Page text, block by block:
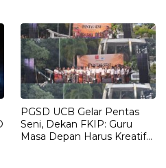
PGSD UCB Gelar Pentas
Seni, Dekan FKIP: Guru
Masa Depan Harus Kreatif